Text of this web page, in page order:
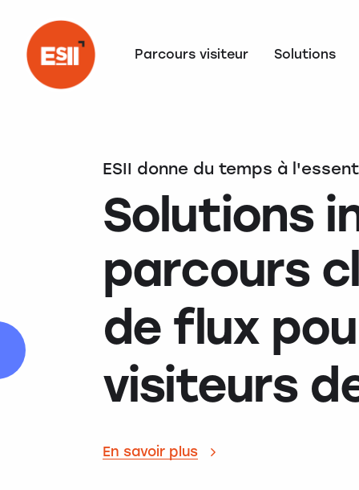
Parcours visiteur Solutions
ESII donne du temps à
Solutions
parcours
de flux
visiteurs
En savoir plus